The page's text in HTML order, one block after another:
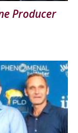
Producer